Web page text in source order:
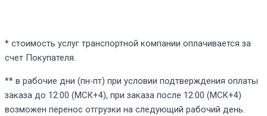
* стоимость услуг транспортной компании оплачивается за
счет Покупателя.
** в рабочие дни (пн-пт) при условии подтверждения оплаты
заказа до 12:00 (МСК+4), при заказа после 12:00 (МСК+4)
возможен перенос отгрузки на следующий рабочий день.